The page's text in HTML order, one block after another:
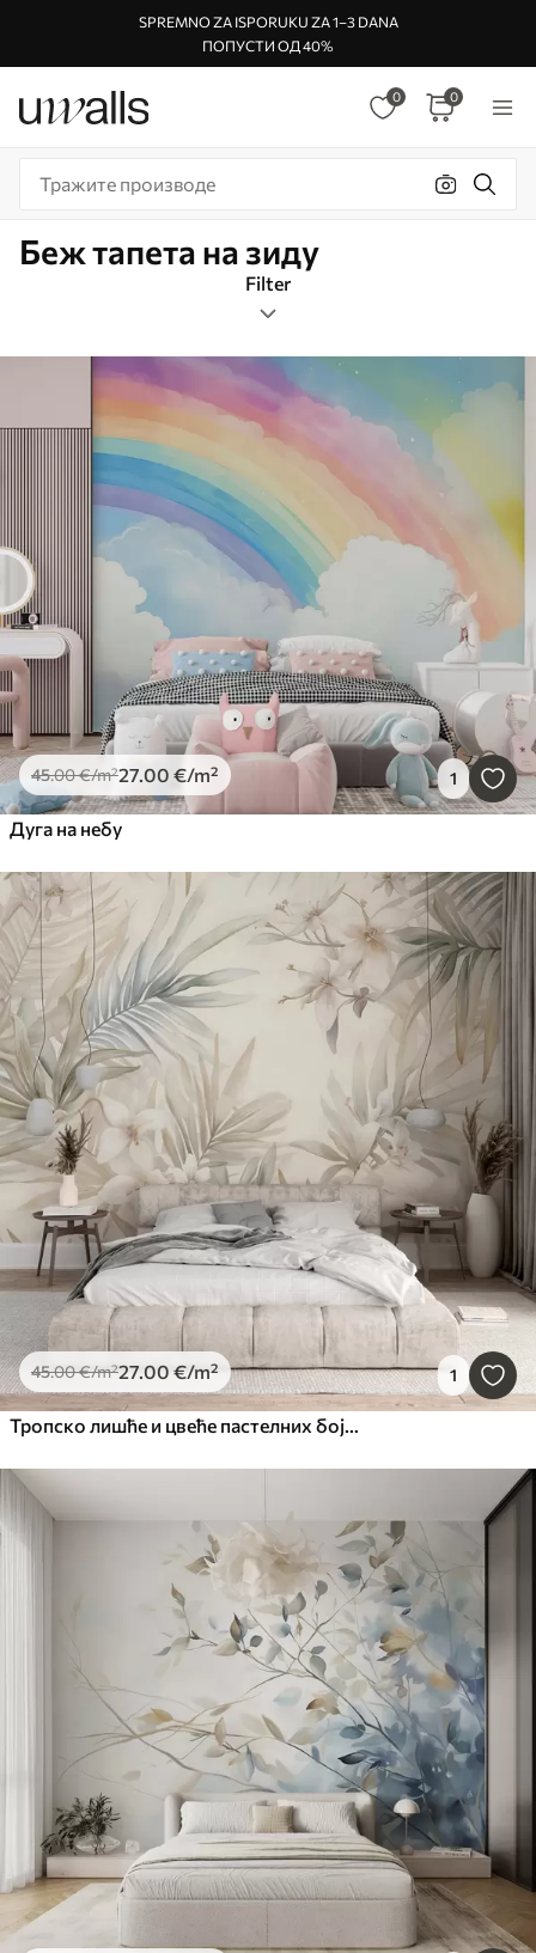
SPREMNO ZA ISPORUKU ZA 1–3 DANA
ПОПУСТИ ОД 40%
0 0
Беж тапета на зиду
Filter
Ознаке
Формат слике
Паметно
Ресетујте све
45.00€/m²27.00 €/m² 1
Дуга на небу
45.00€/m²27.00 €/m² 1
Тропско лишће и цвеће пастелних боја, са светло зеленим, кремастим и суптилним ружичастим